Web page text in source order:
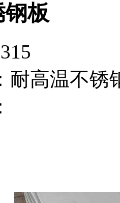
板
耐高温不锈